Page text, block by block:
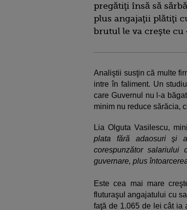
pregătiţi însă să
plus angajaţii plătiţi
brutul le va creşte cu
Analiştii susţin că multe
intre în faliment. Un
care Guvernul nu l-a
minim nu reduce sărăcia,
Lia Olguta Vasilescu,
plata fără adaosuri şi
corespunzător
guvernare, plus
Este cea mai mare
fluturaşul angajatului cu
faţă de 1.065 de lei cât ia